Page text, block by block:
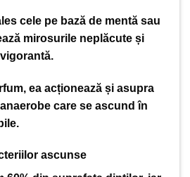
cele pe bază de mentă sau
mirosurile neplăcute și
ea acționează și asupra
care se ascund în
ascunse